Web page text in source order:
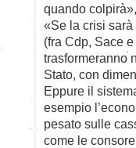
quando
«Se la crisi
(fra Cdp, Sace
trasformeranno
Stato, con
Eppure il
esempio
pesato sulle
come le